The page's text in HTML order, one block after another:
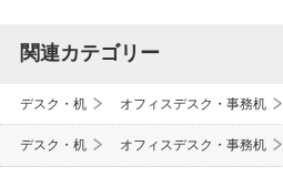
関連カテゴリー
デスク・机 オフィスデスク・事務机
デスク・机 オフィスデスク・事務机